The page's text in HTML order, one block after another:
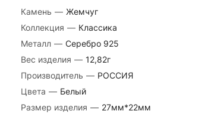
Камень — Жемчуг
Коллекция — Классика
Металл — Серебро 925
Вес изделия — 12,82г
Производитель — РОССИЯ
Цвета — Белый
Размер изделия — 27мм*22мм